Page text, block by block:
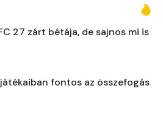
27 zárt bétája, de sajnos mi is
fontos az összefogás